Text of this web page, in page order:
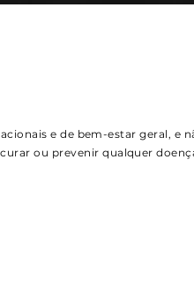
e de bem-estar geral, e
ou prevenir qualquer